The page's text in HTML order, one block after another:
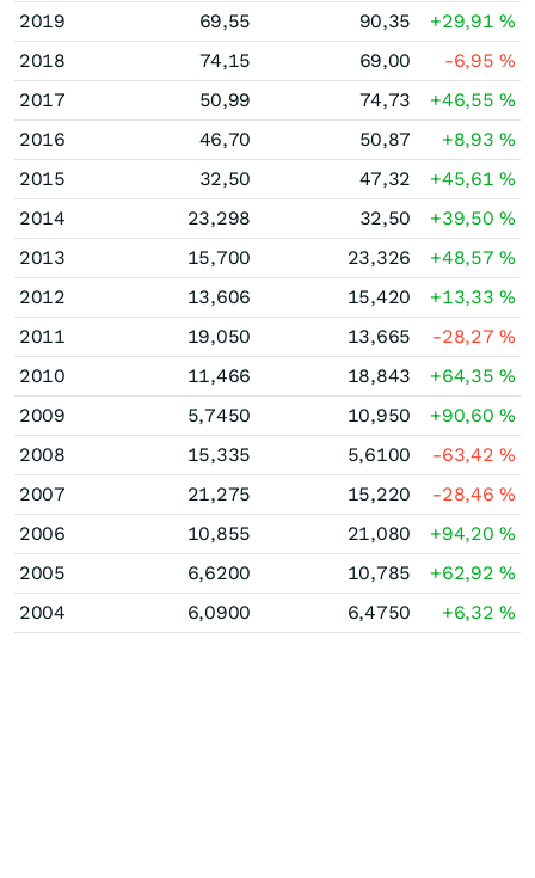
2019
69,55 90,35 +29,91%
2018
74,15 69,00 -6,95%
2017
50,99 74,73 +46,55%
2016
46,70 50,87 +8,93%
2015
32,50 47,32 +45,61%
2014
23,298 32,50 +39,50%
2013
15,700 23,326 +48,57%
2012
13,606 15,420 +13,33%
2011
19,050 13,665 -28,27%
2010
11,466 18,843 +64,35%
2009
5,7450 10,950 +90,60%
2008
15,335 5,6100 -63,42%
2007
21,275 15,220 -28,46%
2006
10,855 21,080 +94,20%
2005
6,6200 10,785 +62,92%
2004
6,0900 6,4750 +6,32%